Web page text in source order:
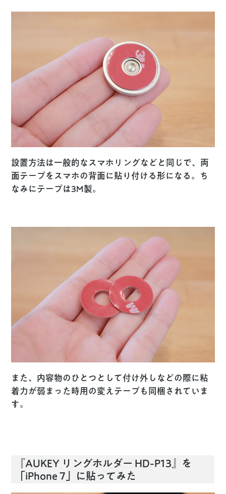
設置方法は一般的なスマホリングなどと同じで、両
面テープをスマホの背面に貼り付ける形になる。ち
なみにテープは3M製。
また、内容物のひとつとして付け外しなどの際に粘
着力が弱まった時用の変えテープも同梱されていま
す。
『AUKEY リングホルダー HD-P13』を
「iPhone 7」に貼ってみた